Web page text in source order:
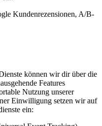
Kundenrezensionen, A/B-
können wir dir über die
Features
Nutzung unserer
Einwilligung setzen wir auf
ein: